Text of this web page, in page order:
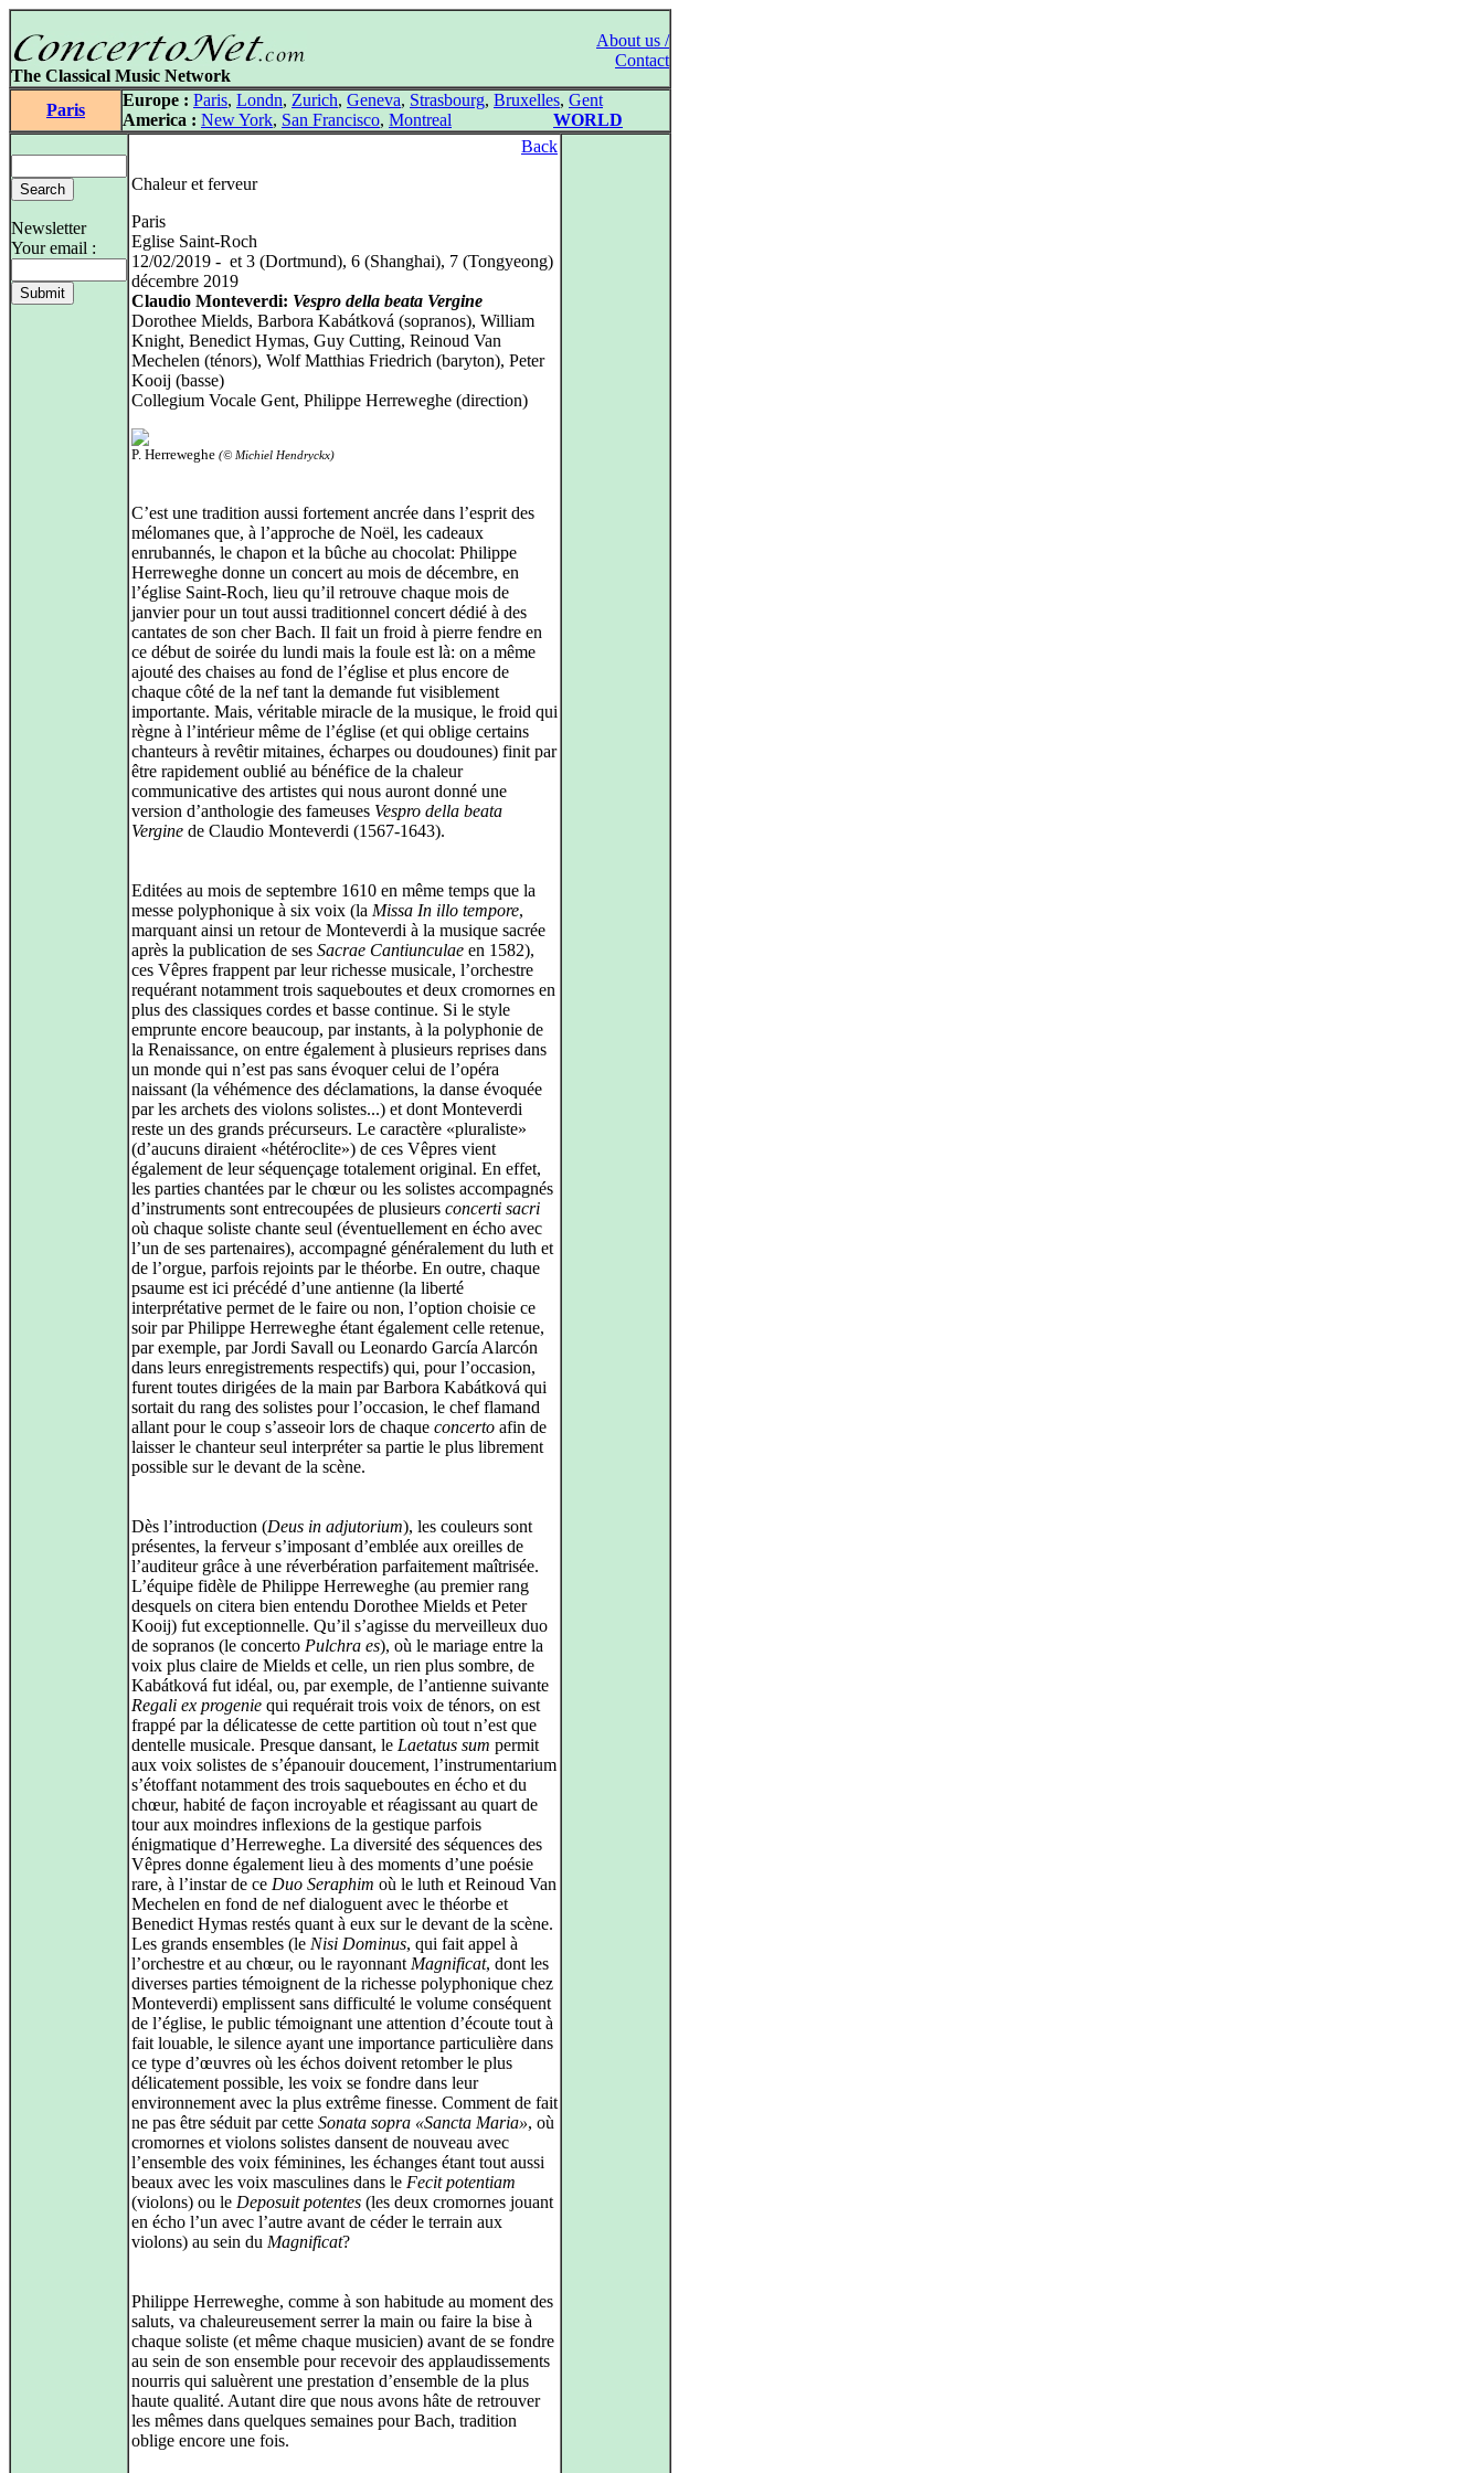
About us /
Contact
The Classical Music Network
Paris
Europe : Paris, Londn, Zurich, Geneva, Strasbourg, Bruxelles, Gent
America : New York, San Francisco, Montreal WORLD
Newsletter
Your email :
Back
Chaleur et ferveur
Paris
Eglise Saint-Roch
12/02/2019 - et 3 (Dortmund), 6 (Shanghai), 7 (Tongyeong)
décembre 2019
Claudio Monteverdi: Vespro della beata Vergine
Dorothee Mields, Barbora Kabátková (sopranos), William
Knight, Benedict Hymas, Guy Cutting, Reinoud Van
Mechelen (ténors), Wolf Matthias Friedrich (baryton), Peter
Kooij (basse)
Collegium Vocale Gent, Philippe Herreweghe (direction)
P. Herreweghe (© Michiel Hendryckx)
C’est une tradition aussi fortement ancrée dans l’esprit des
mélomanes que, à l’approche de Noël, les cadeaux
enrubannés, le chapon et la bûche au chocolat: Philippe
Herreweghe donne un concert au mois de décembre, en
l’église Saint-Roch, lieu qu’il retrouve chaque mois de
janvier pour un tout aussi traditionnel concert dédié à des
cantates de son cher Bach. Il fait un froid à pierre fendre en
ce début de soirée du lundi mais la foule est là: on a même
ajouté des chaises au fond de l’église et plus encore de
chaque côté de la nef tant la demande fut visiblement
importante. Mais, véritable miracle de la musique, le froid qui
règne à l’intérieur même de l’église (et qui oblige certains
chanteurs à revêtir mitaines, écharpes ou doudounes) finit par
être rapidement oublié au bénéfice de la chaleur
communicative des artistes qui nous auront donné une
version d’anthologie des fameuses Vespro della beata
Vergine de Claudio Monteverdi (1567-1643).
Editées au mois de septembre 1610 en même temps que la
messe polyphonique à six voix (la Missa In illo tempore,
marquant ainsi un retour de Monteverdi à la musique sacrée
après la publication de ses Sacrae Cantiunculae en 1582),
ces Vêpres frappent par leur richesse musicale, l’orchestre
requérant notamment trois saqueboutes et deux cromornes en
plus des classiques cordes et basse continue. Si le style
emprunte encore beaucoup, par instants, à la polyphonie de
la Renaissance, on entre également à plusieurs reprises dans
un monde qui n’est pas sans évoquer celui de l’opéra
naissant (la véhémence des déclamations, la danse évoquée
par les archets des violons solistes...) et dont Monteverdi
reste un des grands précurseurs. Le caractère «pluraliste»
(d’aucuns diraient «hétéroclite») de ces Vêpres vient
également de leur séquençage totalement original. En effet,
les parties chantées par le chœur ou les solistes accompagnés
d’instruments sont entrecoupées de plusieurs concerti sacri
où chaque soliste chante seul (éventuellement en écho avec
l’un de ses partenaires), accompagné généralement du luth et
de l’orgue, parfois rejoints par le théorbe. En outre, chaque
psaume est ici précédé d’une antienne (la liberté
interprétative permet de le faire ou non, l’option choisie ce
soir par Philippe Herreweghe étant également celle retenue,
par exemple, par Jordi Savall ou Leonardo García Alarcón
dans leurs enregistrements respectifs) qui, pour l’occasion,
furent toutes dirigées de la main par Barbora Kabátková qui
sortait du rang des solistes pour l’occasion, le chef flamand
allant pour le coup s’asseoir lors de chaque concerto afin de
laisser le chanteur seul interpréter sa partie le plus librement
possible sur le devant de la scène.
Dès l’introduction (Deus in adjutorium), les couleurs sont
présentes, la ferveur s’imposant d’emblée aux oreilles de
l’auditeur grâce à une réverbération parfaitement maîtrisée.
L’équipe fidèle de Philippe Herreweghe (au premier rang
desquels on citera bien entendu Dorothee Mields et Peter
Kooij) fut exceptionnelle. Qu’il s’agisse du merveilleux duo
de sopranos (le concerto Pulchra es), où le mariage entre la
voix plus claire de Mields et celle, un rien plus sombre, de
Kabátková fut idéal, ou, par exemple, de l’antienne suivante
Regali ex progenie qui requérait trois voix de ténors, on est
frappé par la délicatesse de cette partition où tout n’est que
dentelle musicale. Presque dansant, le Laetatus sum permit
aux voix solistes de s’épanouir doucement, l’instrumentarium
s’étoffant notamment des trois saqueboutes en écho et du
chœur, habité de façon incroyable et réagissant au quart de
tour aux moindres inflexions de la gestique parfois
énigmatique d’Herreweghe. La diversité des séquences des
Vêpres donne également lieu à des moments d’une poésie
rare, à l’instar de ce Duo Seraphim où le luth et Reinoud Van
Mechelen en fond de nef dialoguent avec le théorbe et
Benedict Hymas restés quant à eux sur le devant de la scène.
Les grands ensembles (le Nisi Dominus, qui fait appel à
l’orchestre et au chœur, ou le rayonnant Magnificat, dont les
diverses parties témoignent de la richesse polyphonique chez
Monteverdi) emplissent sans difficulté le volume conséquent
de l’église, le public témoignant une attention d’écoute tout à
fait louable, le silence ayant une importance particulière dans
ce type d’œuvres où les échos doivent retomber le plus
délicatement possible, les voix se fondre dans leur
environnement avec la plus extrême finesse. Comment de fait
ne pas être séduit par cette Sonata sopra «Sancta Maria», où
cromornes et violons solistes dansent de nouveau avec
l’ensemble des voix féminines, les échanges étant tout aussi
beaux avec les voix masculines dans le Fecit potentiam
(violons) ou le Deposuit potentes (les deux cromornes jouant
en écho l’un avec l’autre avant de céder le terrain aux
violons) au sein du Magnificat?
Philippe Herreweghe, comme à son habitude au moment des
saluts, va chaleureusement serrer la main ou faire la bise à
chaque soliste (et même chaque musicien) avant de se fondre
au sein de son ensemble pour recevoir des applaudissements
nourris qui saluèrent une prestation d’ensemble de la plus
haute qualité. Autant dire que nous avons hâte de retrouver
les mêmes dans quelques semaines pour Bach, tradition
oblige encore une fois.